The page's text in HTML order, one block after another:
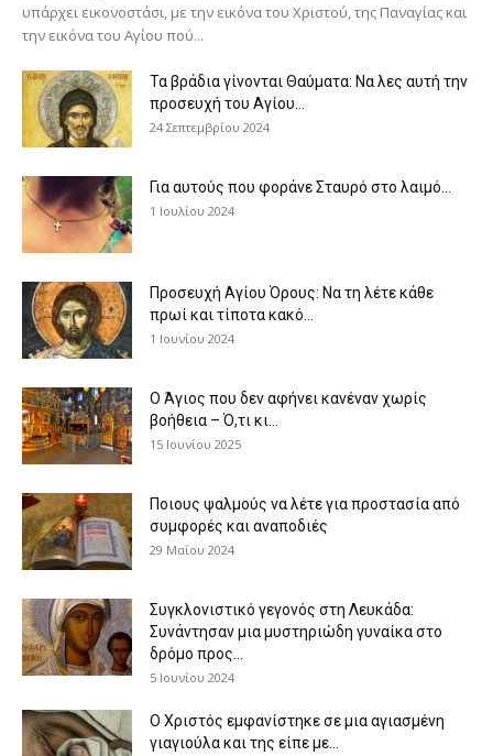
υπάρχει εικονοστάσι, με την εικόνα του Χριστού, της Παν­αγίας και
την εικόνα του Αγίου πού...
Τα βράδια γίνονται Θαύματα: Να λες αυτή την
προσευχή του Αγίου...
24 Σεπτεμβρίου 2024
Για αυτούς που φοράνε Σταυρό στο λαιμό…
1 Ιουλίου 2024
Προσευχή Αγίου Όρους: Να τη λέτε κάθε
πρωί και τίποτα κακό...
1 Ιουνίου 2024
Ο Άγιος που δεν αφήνει κανέναν χωρίς
βοήθεια – Ό,τι κι...
15 Ιουνίου 2025
Ποιους ψαλμούς να λέτε για προστασία από
συμφορές και αναποδιές
29 Μαΐου 2024
Συγκλονιστικό γεγονός στη Λευκάδα:
Συνάντησαν μια μυστηριώδη γυναίκα στο
δρόμο προς...
5 Ιουνίου 2024
Ο Χριστός εμφανίστηκε σε μια αγιασμένη
γιαγιούλα και της είπε με...